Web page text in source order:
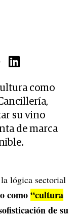
como
su vino
de marca
lógica sectorial
como“cultura
de su